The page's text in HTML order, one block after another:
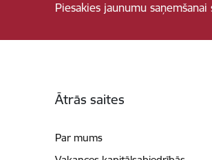
Piesakies jaunumu saņemšanai
Ātrās saites
Par mums